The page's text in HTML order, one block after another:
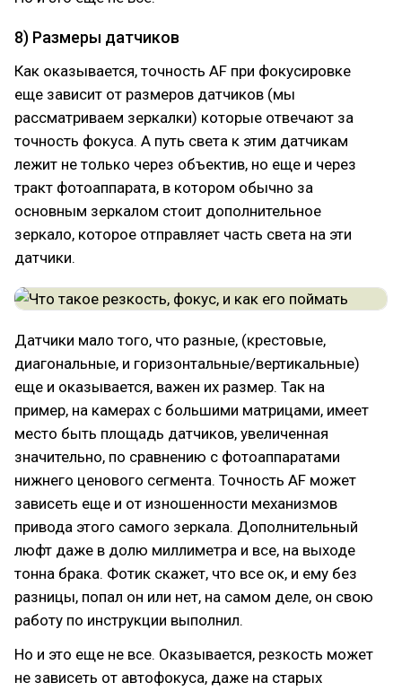
8) Размеры датчиков
Как оказывается, точность AF при фокусировке
еще зависит от размеров датчиков (мы
рассматриваем зеркалки) которые отвечают за
точность фокуса. А путь света к этим датчикам
лежит не только через объектив, но еще и через
тракт фотоаппарата, в котором обычно за
основным зеркалом стоит дополнительное
зеркало, которое отправляет часть света на эти
датчики.
Датчики мало того, что разные, (крестовые,
диагональные, и горизонтальные/вертикальные)
еще и оказывается, важен их размер. Так на
пример, на камерах с большими матрицами, имеет
место быть площадь датчиков, увеличенная
значительно, по сравнению с фотоаппаратами
нижнего ценового сегмента. Точность AF может
зависеть еще и от изношенности механизмов
привода этого самого зеркала. Дополнительный
люфт даже в долю миллиметра и все, на выходе
тонна брака. Фотик скажет, что все ок, и ему без
разницы, попал он или нет, на самом деле, он свою
работу по инструкции выполнил.
Но и это еще не все. Оказывается, резкость может
не зависеть от автофокуса, даже на старых